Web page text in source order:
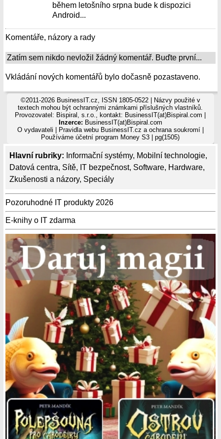
Hlavní rubriky: Informační systémy, Mobilní technologie,
Datová centra, Sítě, IT bezpečnost, Software, Hardware,
Zkušenosti a názory, Speciály
Pozoruhodné IT produkty 2026
E-knihy o IT zdarma
během letošního srpna bude k dispozici
Android...
Komentáře, názory a rady
Zatím sem nikdo nevložil žádný komentář. Buďte první...
Vkládání nových komentářů bylo dočasně pozastaveno.
©2011-2026 BusinessIT.cz, ISSN 1805-0522 | Názvy použité v
textech mohou být ochrannými známkami příslušných vlastníků.
Provozovatel: Bispiral, s.r.o., kontakt: BusinessIT(at)Bispiral.com |
Inzerce: BusinessIT(at)Bispiral.com
O vydavateli
Pravidla webu BusinessIT.cz a ochrana soukromí|
Používámeúčetní program Money S3 | pg(1505)